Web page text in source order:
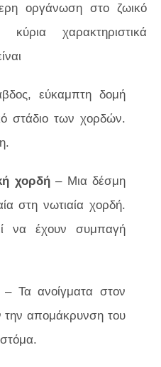
οργάνωση στο ζωικό
χαρακτηριστικά
εύκαμπτη δομή
στάδιο των χορδών.
χορδή– Μια δέσμη
στη νωτιαία χορδή.
να έχουν συμπαγή
– Τα ανοίγματα στον
απομάκρυνση του